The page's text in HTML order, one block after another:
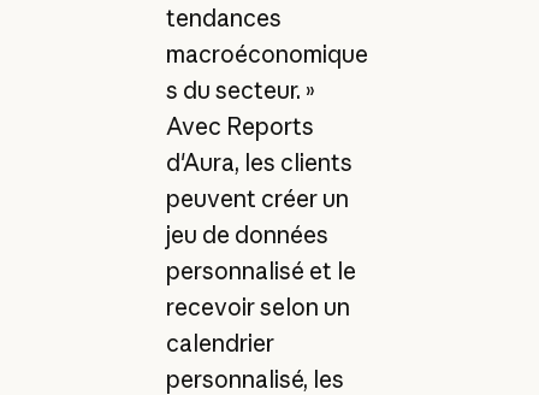
tendances
macroéconomique
s du secteur. »
Avec Reports
d'Aura, les clients
peuvent créer un
jeu de données
personnalisé et le
recevoir selon un
calendrier
personnalisé, les